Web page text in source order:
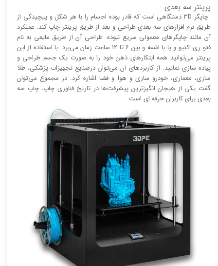
پرینتر سه بعدی
چاپگر 3D دستگاهی است که قادر بوده اجسام را با هر شکل و پیچیدگی از
طریق نرم افزار‌های سه بعدی طراحی و بعد از طریق پرینتر چاپ کند. عملکرد
آن مانند چاپگر‌های معمولی سریع نبوده. طراحی آن از طریق مایعی به نام
فتو ری اکتیو و یا با اشعه و بین 6 تا 12 ساعت زمان می‌برد. با استفاده از این
پرینتر می‌توانید همه ابتکار‌های ذهن خود را به صورت یک جسم طراحی و
پیاده سازی نمایید. از کاربرد‌های آن می‌توان درصنایع تجهیزات پزشکی، طلا
سازی، معماری، خودرو سازی و هوا و فضا اشاره کرد. در مجموع می‌توان
گفت یکی از هیجان انگیز‌‌ترین پیشرفت‌ها در تاریخ فناوری چاپ، چاپ سه
بعدی برای کاربران حرفه ای است.